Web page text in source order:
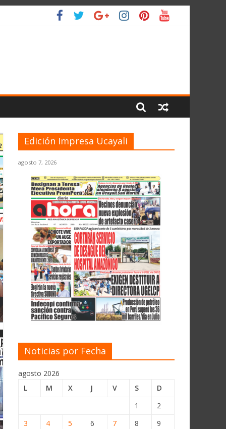
Edición Impresa Ucayali
agosto 7, 2026
Noticias por Fecha
agosto 2026
L
M X J V S
D
1
2
3
4 5 6 7 8
9